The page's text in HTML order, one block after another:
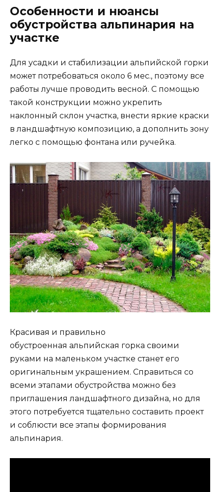
Особенности и нюансы
обустройства альпинария на
участке
Для усадки и стабилизации альпийской горки
может потребоваться около 6 мес., поэтому все
работы лучше проводить весной. С помощью
такой конструкции можно укрепить
наклонный склон участка, внести яркие краски
в ландшафтную композицию, а дополнить зону
легко с помощью фонтана или ручейка.
Красивая и правильно
обустроенная альпийская горка своими
руками на маленьком участке станет его
оригинальным украшением. Справиться со
всеми этапами обустройства можно без
приглашения ландшафтного дизайна, но для
этого потребуется тщательно составить проект
и соблюсти все этапы формирования
альпинария.